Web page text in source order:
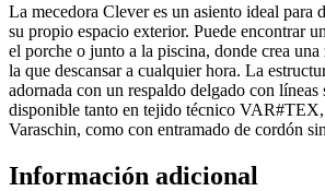
La mecedora Clever es un asiento ideal para
su propio espacio exterior. Puede encontrar
el porche o junto a la piscina, donde crea una
la que descansar a cualquier hora. La
adornada con un respaldo delgado con líneas
disponible tanto en tejido técnico
Varaschin, como con entramado de cordón
Información adicional